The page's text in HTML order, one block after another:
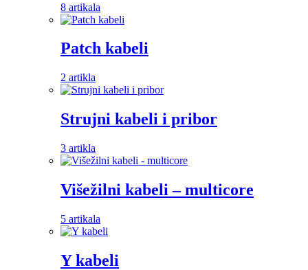
8 artikala
Patch kabeli
2 artikla
Strujni kabeli i pribor
3 artikla
Višežilni kabeli – multicore
5 artikala
Y kabeli